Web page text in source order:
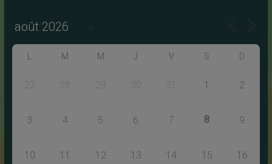
L M M J V S D
27 28 29 30 31 1 2
3 4 5 6 7 8 9
10 11 12 13 14 15 16